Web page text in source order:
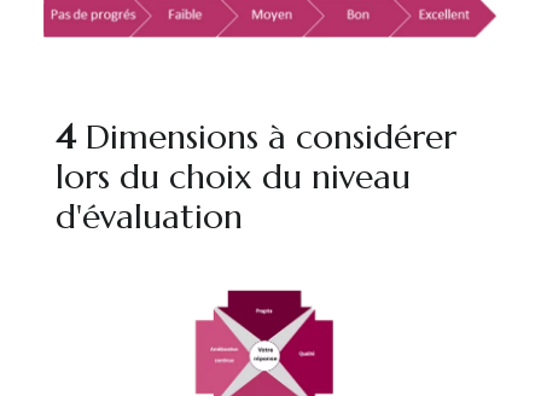
4Dimensions à considérer
lors du choix du niveau
d'évaluation